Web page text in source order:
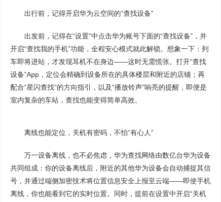
出行前，记得开启华为云空间的“查找设备”
出发前，记得在“设置”中点击华为账号下面的“查找设备”，并
开启“查找我的手机”功能，全程安心模式就此解锁。想象一下：列
车即将进站，才发现耳机不在身边——这时无需慌张。打开“查找
设备”App，定位会精确到设备所在的具体楼层和附近的店铺；再
配合“星闪查找”的方向指引，以及“播放铃声”响亮的提醒，即便是
室内复杂的车站，查找也能变得简单高效。
离线也能定位，关机有密码，不怕“有心人”
万一设备离线，也不必焦虑，华为查找网络由数亿台华为设备
共同组成：你的设备离线后，附近的其他华为设备会自动捕捉其信
号，并通过端侧加密技术将位置信息安全上报至云端——即使手机
离线，你也能看到它的实时位置。同时，提前在设置中开启“关机